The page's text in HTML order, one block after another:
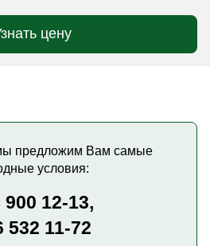
цену
предложим Вам самые
условия:
900 12-13,
532 11-72